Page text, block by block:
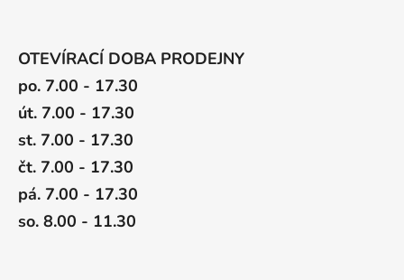
OTEVÍRACÍ DOBA PRODEJNY
po. 7.00 - 17.30
út. 7.00 - 17.30
st. 7.00 - 17.30
čt. 7.00 - 17.30
pá. 7.00 - 17.30
so. 8.00 - 11.30